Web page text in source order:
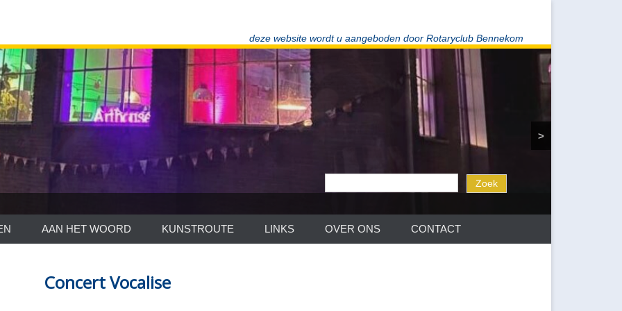
deze website wordt u aangeboden door Rotaryclub Bennekom
>
AAN HET WOORD KUNSTROUTE LINKS OVER ONS CONTACT
Concert Vocalise